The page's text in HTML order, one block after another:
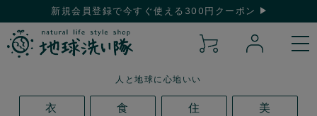
新規会員登録で今すぐ使える300円クーポン
人と地球に心地いい
衣 食 住 美